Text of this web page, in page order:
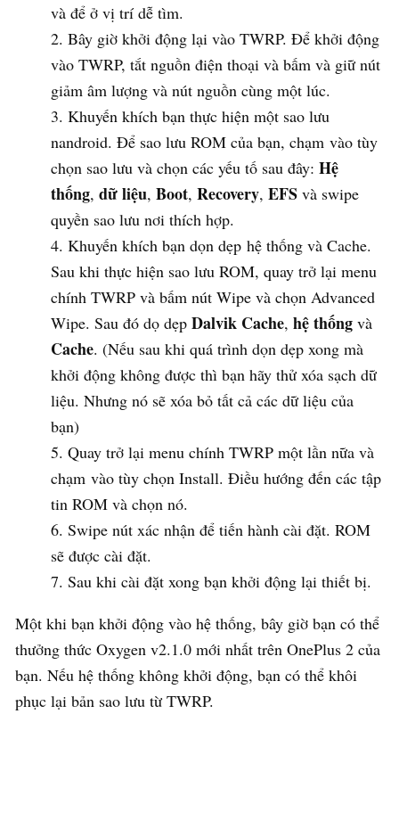
và để ở vị trí dễ tìm.
Bây giờ khởi động lại vào TWRP. Để khởi động
vào TWRP, tắt nguồn điện thoại và bấm và giữ nút
giảm âm lượng và nút nguồn cùng một lúc.
Khuyến khích bạn thực hiện một sao lưu
nandroid. Để sao lưu ROM của bạn, chạm vào tùy
chọn sao lưu và chọn các yếu tố sau đây: Hệ
thống, dữ liệu, Boot, Recovery, EFS và swipe
quyền sao lưu nơi thích hợp.
Khuyến khích bạn dọn dẹp hệ thống và Cache.
Sau khi thực hiện sao lưu ROM, quay trở lại menu
chính TWRP và bấm nút Wipe và chọn Advanced
Wipe. Sau đó dọ dẹp Dalvik Cache, hệ thống và
Cache. (Nếu sau khi quá trình dọn dẹp xong mà
khởi động không được thì bạn hãy thử xóa sạch dữ
liệu. Nhưng nó sẽ xóa bỏ tất cả các dữ liệu của
bạn)
Quay trở lại menu chính TWRP một lần nữa và
chạm vào tùy chọn Install. Điều hướng đến các tập
tin ROM và chọn nó.
Swipe nút xác nhận để tiến hành cài đặt. ROM
sẽ được cài đặt.
Sau khi cài đặt xong bạn khởi động lại thiết bị.
Một khi bạn khởi động vào hệ thống, bây giờ bạn có thể
thưởng thức Oxygen v2.1.0 mới nhất trên OnePlus 2 của
bạn. Nếu hệ thống không khởi động, bạn có thể khôi
phục lại bản sao lưu từ TWRP.